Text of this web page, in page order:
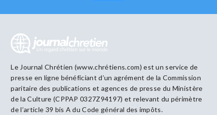
Le Journal Chrétien (www.chrétiens.com) est un service de
presse en ligne bénéficiant d’un agrément de la Commission
paritaire des publications et agences de presse du Ministère
de la Culture (CPPAP 0327Z94197) et relevant du périmètre
de l’article 39 bis A du Code général des impôts.